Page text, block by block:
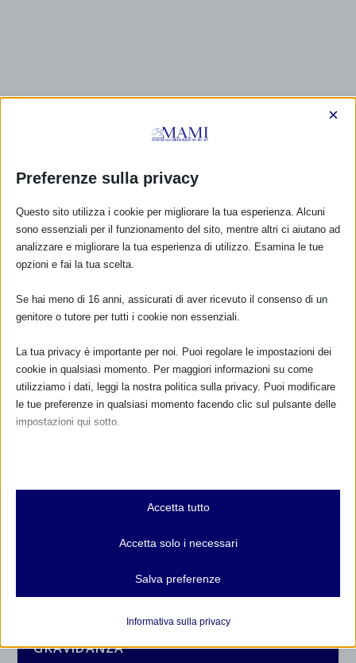
CALENDARIO EVENTI
GRAVIDANZA
Preferenze sulla privacy
×
Questo sito utilizza i cookie per migliorare la tua esperienza. Alcuni
sono essenziali per il funzionamento del sito, mentre altri ci aiutano ad
analizzare e migliorare la tua esperienza di utilizzo. Esamina le tue
opzioni e fai la tua scelta.
Se hai meno di 16 anni, assicurati di aver ricevuto il consenso di un
genitore o tutore per tutti i cookie non essenziali.
La tua privacy è importante per noi. Puoi regolare le impostazioni dei
cookie in qualsiasi momento. Per maggiori informazioni su come
utilizziamo i dati, leggi la nostra politica sulla privacy. Puoi modificare
le tue preferenze in qualsiasi momento facendo clic sul pulsante delle
impostazioni qui sotto.
Essenziali
I cookie e i servizi essenziali abilitano le funzioni di base e sono
e servizi non richiedono il consenso dell'utente secondo il GDPR.
Analitici
interagiscono con il nostro sito web.
Accetta tutto
Accetta solo i necessari
Salva preferenze
Informativa sulla privacy